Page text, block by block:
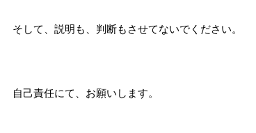
そして、説明も、判断もさせてないでください。
自己責任にて、お願いします。